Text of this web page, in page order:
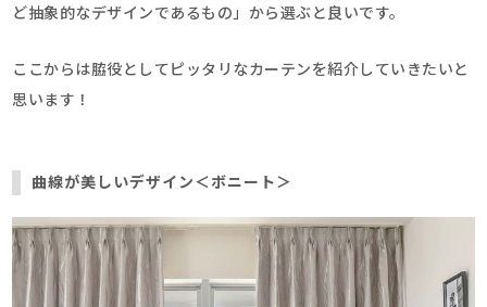
ど抽象的なデザインであるもの」から選ぶと良いです。
ここからは脇役としてピッタリなカーテンを紹介していきたいと
思います！
曲線が美しいデザイン＜ボニート＞